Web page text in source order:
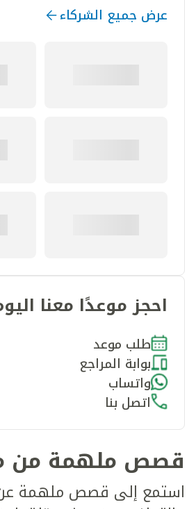
عرض جميع الشركاء
احجز موعدًا معنا
طلب موعد
بوابة المراجع
واتساب
اتصل بنا
قصص ملهمة من
استمع إلى قصص ملهمة عن